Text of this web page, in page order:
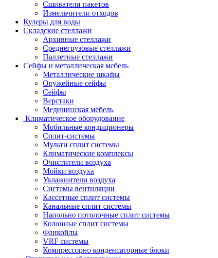
Сшиватели пакетов
Измельчители отходов
Кулеры для воды
Складские стеллажи
Архивные стеллажи
Среднегрузовые стеллажи
Паллетные стеллажи
Сейфы и металлическая мебель
Металлические шкафы
Оружейные сейфы
Сейфы
Верстаки
Медицинская мебель
Климатическое оборудование
Мобильные кондиционеры
Сплит-системы
Мульти сплит системы
Климатические комплексы
Очистители воздуха
Мойки воздуха
Увлажнители воздуха
Системы вентиляции
Кассетные сплит системы
Канальные сплит системы
Напольно потолочные сплит системы
Колонные сплит системы
Фанкойлы
VRF системы
Компрессорно конденсаторные блоки